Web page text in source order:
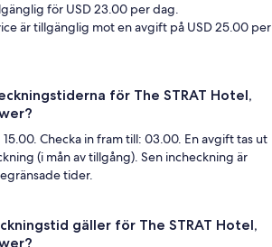
för USD 23.00 per dag.
är tillgänglig mot en avgift på USD 25.00 per
för The STRAT Hotel,
Checka in fram till: 03.00. En avgift tas ut
(i mån av tillgång). Sen incheckning är
tider.
gäller för The STRAT Hotel,